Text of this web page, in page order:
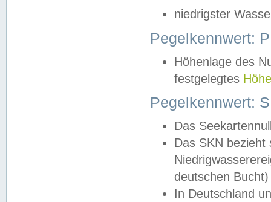
niedrigster
Pegelkennwert:
Höhenlage des
festgelegtes
Pegelkennwert:
Das
Das SKN
deutschen
In Deutschland